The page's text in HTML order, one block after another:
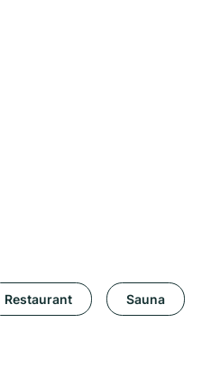
Restaurant Sauna